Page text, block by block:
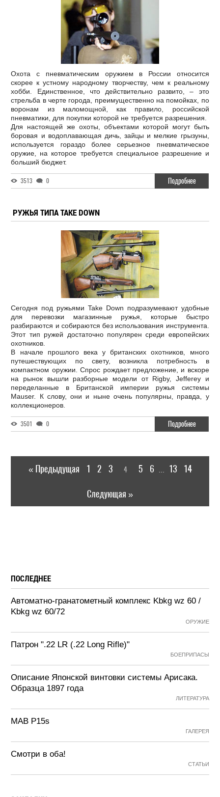
Охота с пневматическим оружием в России относится
скорее к устному народному творчеству, чем к реальному
хобби. Единственное, что действительно развито, – это
стрельба в черте города, преимущественно на помойках, по
воронам из маломощной, как правило, российской
пневматики, для покупки которой не требуется разрешения.
Для настоящей же охоты, объектами которой могут быть
боровая и водоплавающая дичь, зайцы и мелкие грызуны,
используется гораздо более серьезное пневматическое
оружие, на которое требуется специальное разрешение и
больший бюджет.
3513 0 Подробнее
РУЖЬЯ ТИПА TAKE DOWN
Сегодня под ружьями Take Down подразумевают удобные
для перевозки магазинные ружья, которые быстро
разбираются и собираются без использования инструмента.
Этот тип ружей достаточно популярен среди европейских
охотников.
В начале прошлого века у британских охотников, много
путешествующих по свету, возникла потребность в
компактном оружии. Спрос рождает предложение, и вскоре
на рынок вышли разборные модели от Rigby, Jefferey и
переделанные в Британской империи ружья системы
Mauser. К слову, они и ныне очень популярны, правда, у
коллекционеров.
3501 0 Подробнее
« Предыдущая 1 2 3 4 5 6 13 14
Следующая »
ПОСЛЕДНЕЕ
Автоматно-гранатометный комплекс Kbkg wz 60 /
Kbkg wz 60/72
ОРУЖИЕ
Патрон ".22 LR (.22 Long Rifle)"
БОЕПРИПАСЫ
Описание Японской винтовки системы Арисака.
Образца 1897 года
ЛИТЕРАТУРА
MAB P15s
ГАЛЕРЕЯ
Смотри в оба!
СТАТЬИ